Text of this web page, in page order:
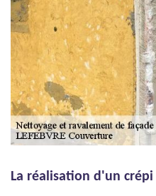
La réalisation d'un crépi